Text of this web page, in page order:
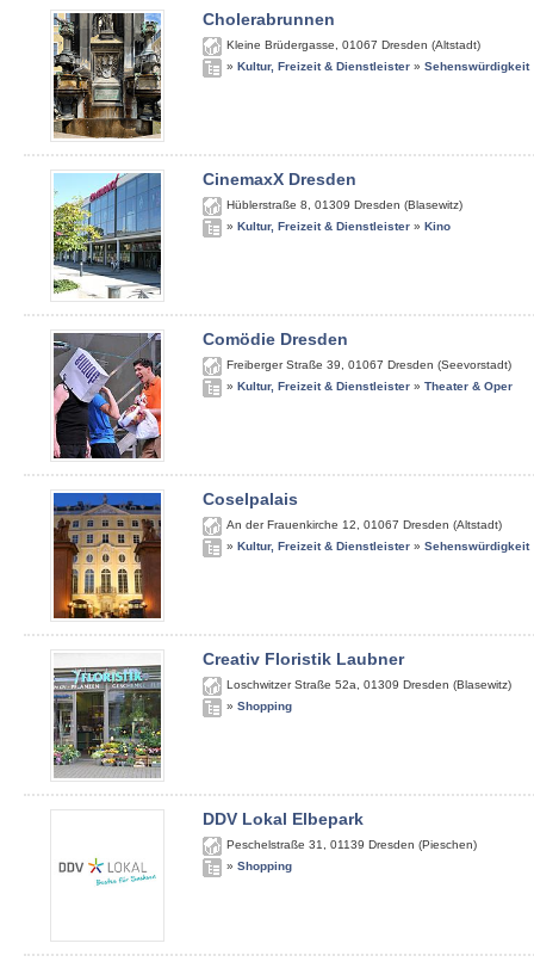
Cholerabrunnen
Kleine Brüdergasse 01067 Dresden (Altstadt)
» Kultur, Freizeit & Dienstleister » Sehenswürdigkeit
CinemaxX Dresden
Hüblerstraße 8 01309 Dresden (Blasewitz)
» Kultur, Freizeit & Dienstleister » Kino
Comödie Dresden
Freiberger Straße 39 01067 Dresden (Seevorstadt)
» Kultur, Freizeit & Dienstleister » Theater & Oper
Coselpalais
An der Frauenkirche 12 01067 Dresden (Altstadt)
» Kultur, Freizeit & Dienstleister » Sehenswürdigkeit
Creativ Floristik Laubner
Loschwitzer Straße 52a 01309 Dresden (Blasewitz)
» Shopping
DDV Lokal Elbepark
Peschelstraße 31 01139 Dresden (Pieschen)
» Shopping